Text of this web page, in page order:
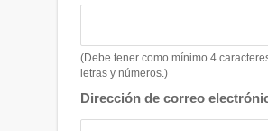
(Debe tener como mínimo 4
letras y números.)
Dirección de correo